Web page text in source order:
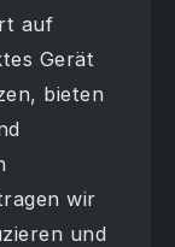
auf
Gerät
bieten
wir
und